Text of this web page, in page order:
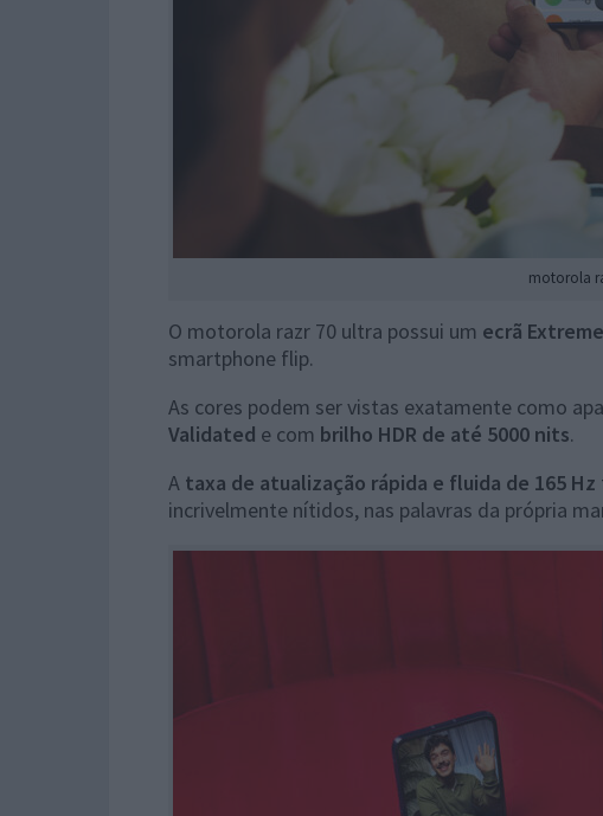
motorola
O motorola razr 70 ultra possui um ecrã
smartphone flip.
As cores podem ser vistas exatamente como
Validated e com brilho HDR de até 5000 nits.
A taxa de atualização rápida e fluida de 165 Hz
incrivelmente nítidos, nas palavras da própria